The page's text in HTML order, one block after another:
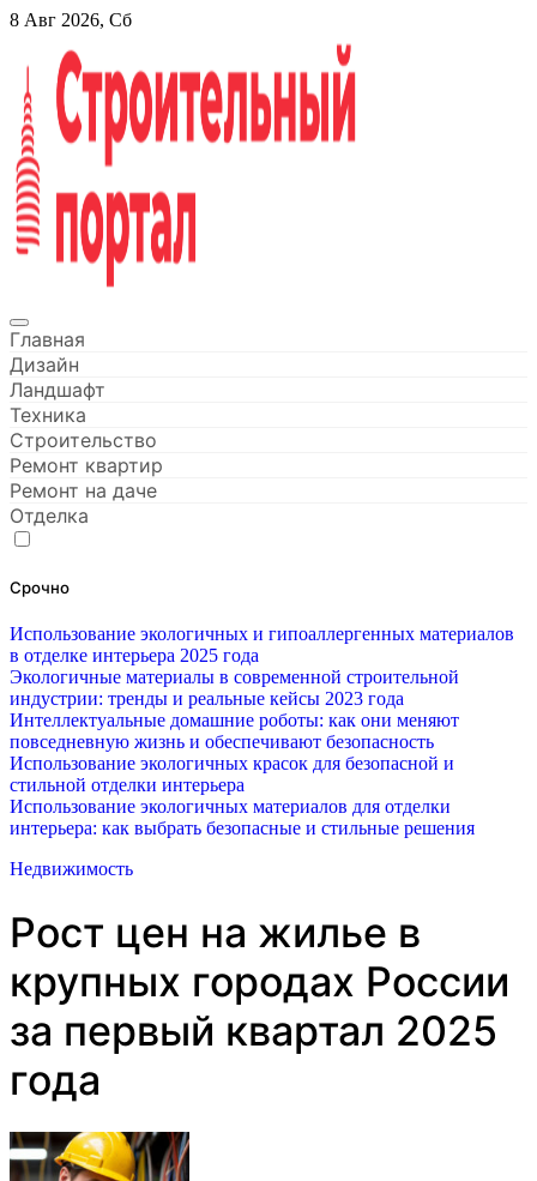
Перейти
содержанию
8 Авг 2026, Сб
Строительный портал
Главная
Дизайн
Ландшафт
Техника
Строительство
Ремонт квартир
Ремонт на даче
Отделка
Срочно
Использование экологичных и гипоаллергенных материалов
в отделке интерьера 2025 года
Экологичные материалы в современной строительной
индустрии: тренды и реальные кейсы 2023 года
Интеллектуальные домашние роботы: как они меняют
повседневную жизнь и обеспечивают безопасность
Использование экологичных красок для безопасной и
стильной отделки интерьера
Использование экологичных материалов для отделки
интерьера: как выбрать безопасные и стильные решения
Недвижимость
Рост цен на жилье в
крупных городах России
за первый квартал 2025
года